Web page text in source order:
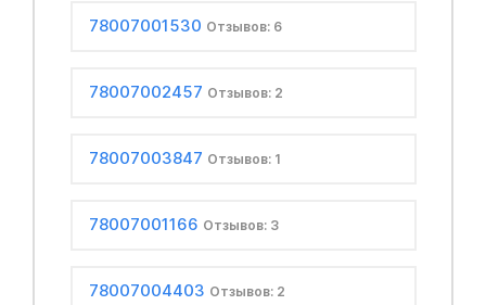
78007001530 Отзывов: 6
78007002457 Отзывов: 2
78007003847 Отзывов: 1
78007001166 Отзывов: 3
78007004403 Отзывов: 2